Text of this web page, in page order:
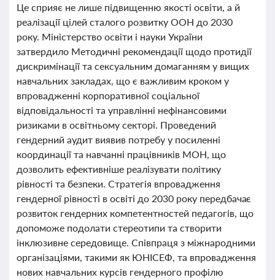
Це сприяє не лише підвищенню якості освіти, а й
реалізації цілей сталого розвитку ООН до 2030
року. Міністерство освіти і науки України
затвердило Методичні рекомендації щодо протидії
дискримінації та сексуальним домаганням у вищих
навчальних закладах, що є важливим кроком у
впровадженні корпоративної соціальної
відповідальності та управлінні нефінансовими
ризиками в освітньому секторі. Проведений
гендерний аудит виявив потребу у посиленні
координації та навчанні працівників МОН, що
дозволить ефективніше реалізувати політику
рівності та безпеки. Стратегія впровадження
гендерної рівності в освіті до 2030 року передбачає
розвиток гендерних компетентностей педагогів, що
допоможе подолати стереотипи та створити
інклюзивне середовище. Співпраця з міжнародними
організаціями, такими як ЮНІСЕФ, та впровадження
нових навчальних курсів гендерного профілю